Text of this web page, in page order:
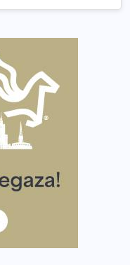
Polski
w historii.
dla Bohaterów!
w bieganiu?
warto włączyć do
z
Warszawskiego.
– praktyczny